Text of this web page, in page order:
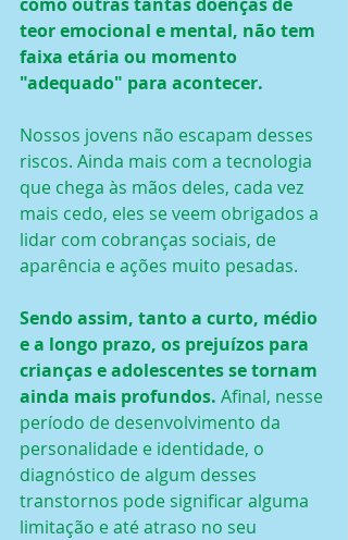
teor emocional e mental, não tem
faixa etária ou momento
"adequado" para acontecer.
Nossos jovens não escapam desses
riscos. Ainda mais com a tecnologia
que chega às mãos deles, cada vez
mais cedo, eles se veem obrigados a
lidar com cobranças sociais, de
aparência e ações muito pesadas.
Sendo assim, tanto a curto, médio
e a longo prazo, os prejuízos para
crianças e adolescentes se tornam
ainda mais profundos. Afinal, nesse
período de desenvolvimento da
personalidade e identidade, o
diagnóstico de algum desses
transtornos pode significar alguma
limitação e até atraso no seu